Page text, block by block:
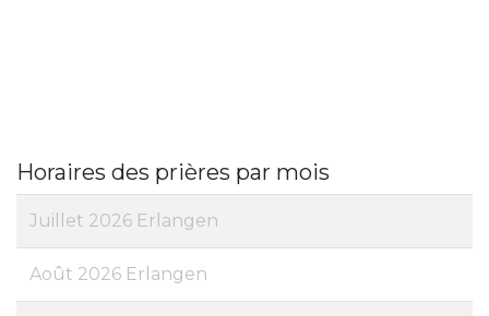
Horaires des prières par mois
Juillet 2026 Erlangen
Août 2026 Erlangen